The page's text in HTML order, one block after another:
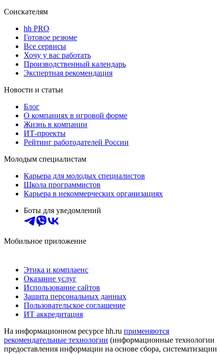
Соискателям
hh PRO
Готовое резюме
Все сервисы
Хочу у вас работать
Производственный календарь
Экспертная рекомендация
Новости и статьи
Блог
О компаниях в игровой форме
Жизнь в компании
ИТ-проекты
Рейтинг работодателей России
Молодым специалистам
Карьера для молодых специалистов
Школа программистов
Карьера в некоммерческих организациях
Боты для уведомлений
Мобильное приложение
Этика и комплаенс
Оказание услуг
Использование сайтов
Защита персональных данных
Пользовательское соглашение
ИТ аккредитация
На информационном ресурсе hh.ru применяются
рекомендательные технологии (информационные технологии
предоставления информации на основе сбора, систематизации